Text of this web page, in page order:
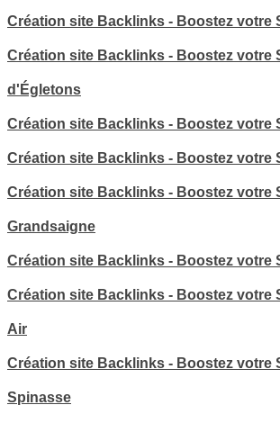
Création site Backlinks - Boostez votre
Création site Backlinks - Boostez votre
d'Égletons
Création site Backlinks - Boostez votre
Création site Backlinks - Boostez votre
Création site Backlinks - Boostez votre
Grandsaigne
Création site Backlinks - Boostez votre
Création site Backlinks - Boostez votre
Air
Création site Backlinks - Boostez votre
Spinasse